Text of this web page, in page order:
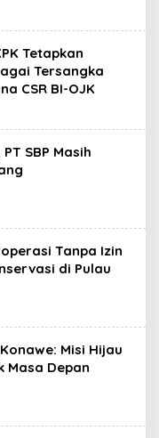
Tetapkan
Tersangka
CSR BI-OJK
SBP Masih
Tanpa Izin
di Pulau
Misi Hijau
Masa Depan